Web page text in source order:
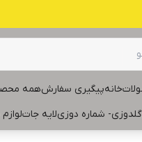
خانهپیگیری سفارشهمه
گلدوزی- شماره دوزیلایه جات